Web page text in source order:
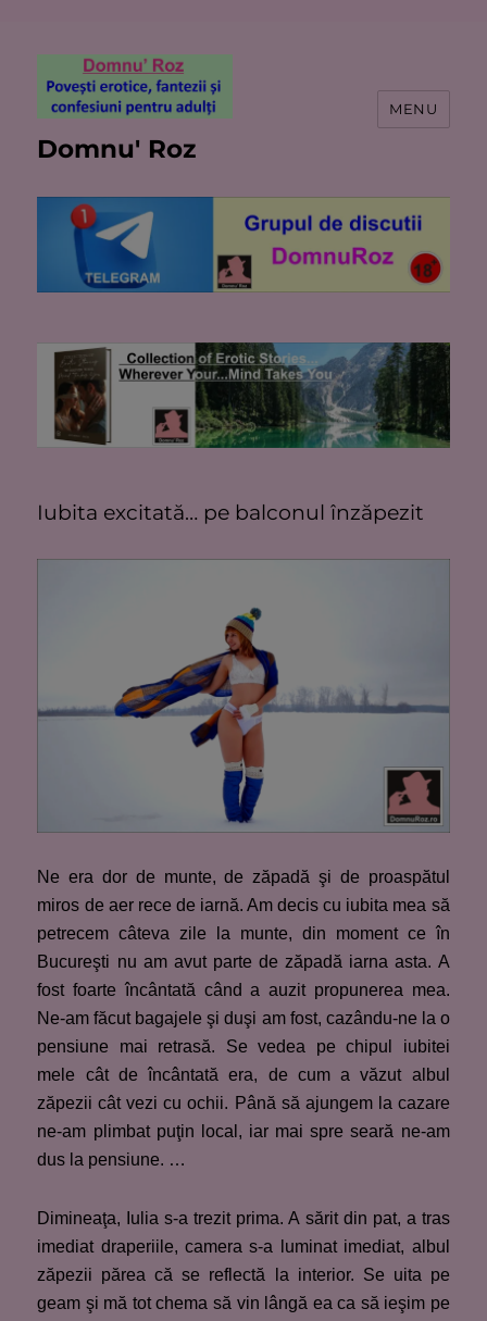
Domnu' Roz
MENU
Iubita excitată… pe balconul înzăpezit
Ne era dor de munte, de zăpadă şi de proaspătul
miros de aer rece de iarnă. Am decis cu iubita mea să
petrecem câteva zile la munte, din moment ce în
Bucureşti nu am avut parte de zăpadă iarna asta. A
fost foarte încântată când a auzit propunerea mea.
Ne-am făcut bagajele şi duşi am fost, cazându-ne la o
pensiune mai retrasă. Se vedea pe chipul iubitei
mele cât de încântată era, de cum a văzut albul
zăpezii cât vezi cu ochii. Până să ajungem la cazare
ne-am plimbat puţin local, iar mai spre seară ne-am
dus la pensiune. …
Dimineaţa, Iulia s-a trezit prima. A sărit din pat, a tras
imediat draperiile, camera s-a luminat imediat, albul
zăpezii părea că se reflectă la interior. Se uita pe
geam şi mă tot chema să vin lângă ea ca să ieşim pe